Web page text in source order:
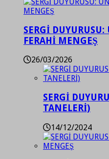
SERGİ
FERAHİ MENGEŞ
26/03/2026
SERGİ
TANELERİ)
14/12/2024